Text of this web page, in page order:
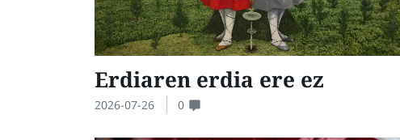
Erdiaren erdia ere ez
2026-07-26 0